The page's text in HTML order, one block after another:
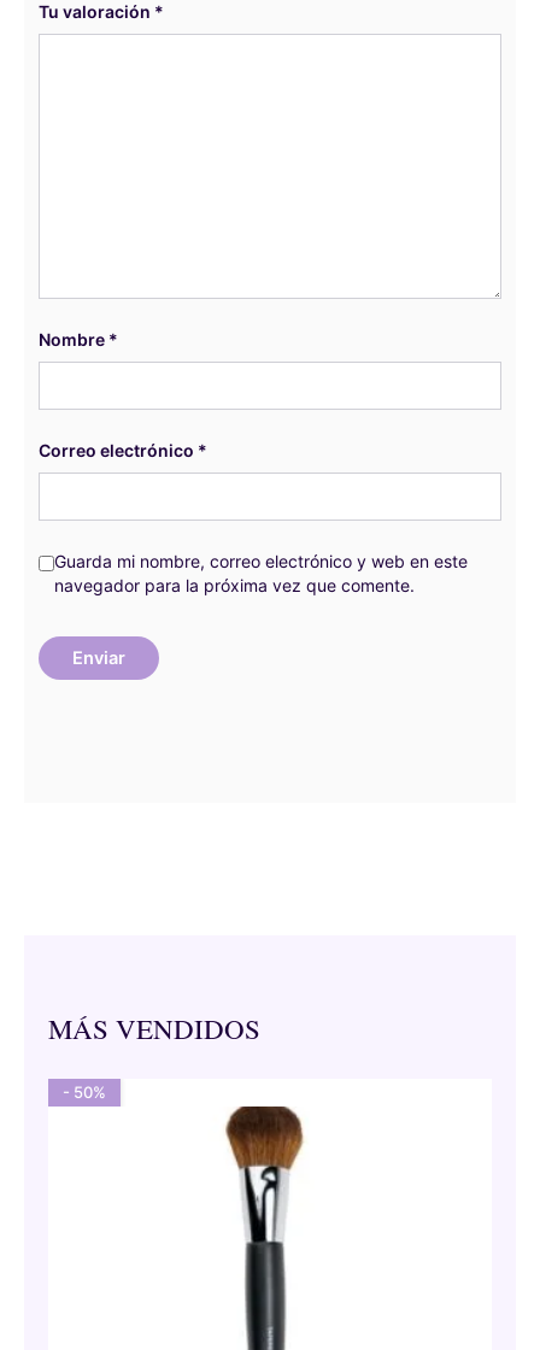
Tu valoración *
Nombre *
Correo electrónico *
Guarda mi nombre, correo electrónico y web en este
navegador para la próxima vez que comente.
MÁS VENDIDOS
- 50%